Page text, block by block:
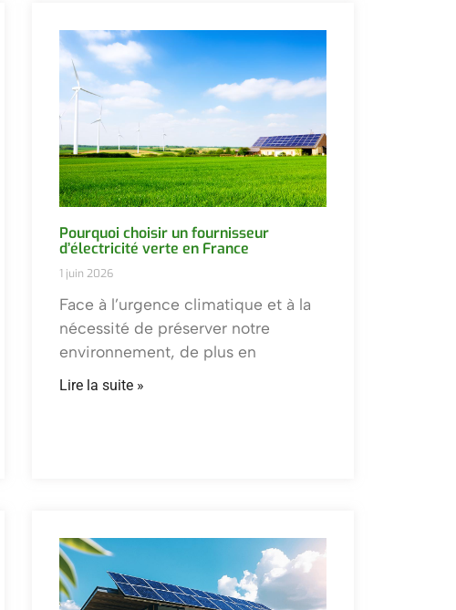
Pourquoi choisir un fournisseur
d’électricité verte en France
1 juin 2026
Face à l’urgence climatique et à la
nécessité de préserver notre
environnement, de plus en
Lire la suite »